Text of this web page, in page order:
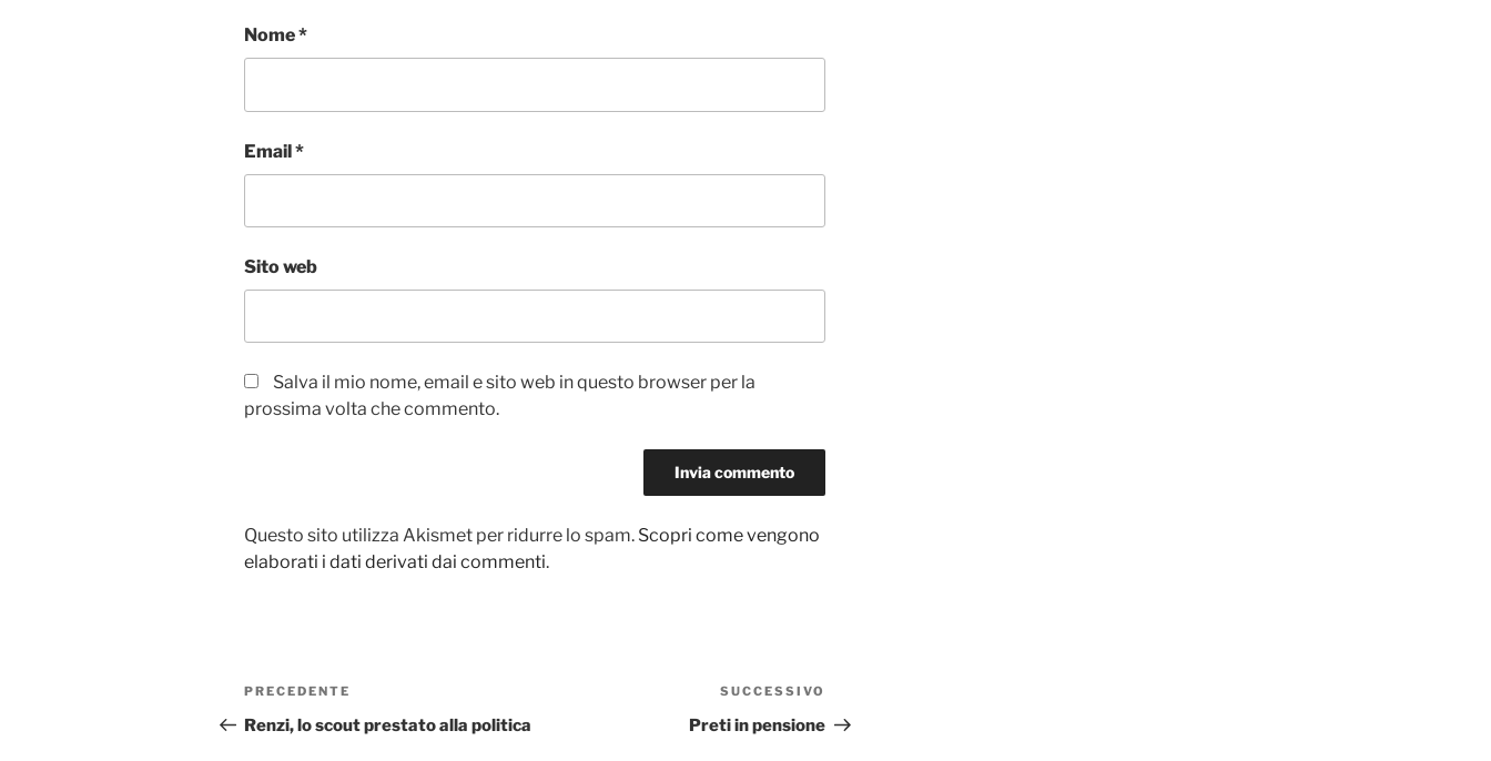
Nome*
Email*
Sito web
Salva il mio nome, email e sito web in questo browser per la
prossima volta che commento.
Questo sito utilizza Akismet per ridurre lo spam. Scopri come vengono
elaborati i dati derivati dai commenti.
Navigazione
articoli
Articolo
precedente:
PRECEDENTE
Renzi, lo scout prestato alla politica
successivo
SUCCESSIVO
Preti in pensione